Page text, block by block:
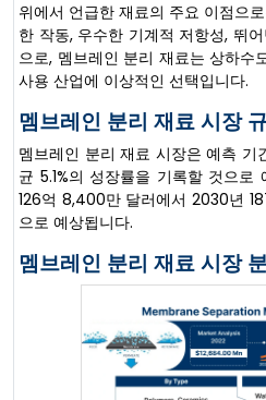
위에서 언급한 재료의 주요 이점으
한 작동, 우수한 기계적 저항성, 뛰
으로, 멤브레인 분리 재료는 상하수
사용 산업에 이상적인 선택입니다.
멤브레인 분리 재료 시장
멤브레인 분리 재료 시장은 예측
균 5.1%의 성장률을 기록할 것으로
126억 8,400만 달러에서 2030년
으로 예상됩니다.
멤브레인 분리 재료 시장